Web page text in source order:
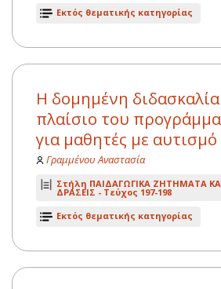
Εκτός θεματικής κατηγορίας
Η δομημένη
πλαίσιο του
για μαθητές με αυτισμό
Γραμμένου Αναστασία
Στήλη ΠΑΙΔΑΓΩΓΙΚΑ ΖΗΤΗΜΑΤΑ
ΔΡΑΣΕΙΣ - Τεύχος 197-198
Εκτός θεματικής κατηγορίας